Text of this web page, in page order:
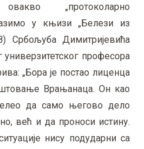
„протоколарно
у књизи „Белези из
Србољуба Димитријевића
професора
„Бора је постао лиценца
Врањанаца. Он као
да само његово дело
већ и да проноси истину.
нису подударни са